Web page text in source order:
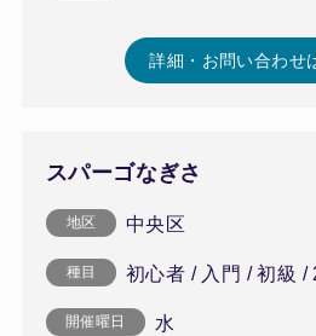
詳細・お問い合わせ
スパーゴなぎさ
地区 中央区
種目 初心者 / 入門 / 初級 /
開催曜日 水